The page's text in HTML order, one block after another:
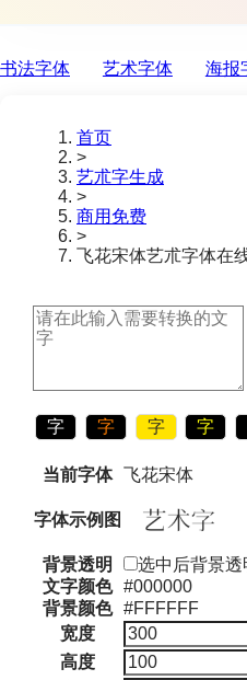
书法字体 艺术字体 海报
首页
>
艺朮字生成
>
商用免费
>
飞花宋体艺朮字体在
字 字 字 字
当前字体 飞花宋体
字体示例图
背景透明
选中后背景透
文字颜色 #000000
背景颜色 #FFFFFF
宽度
高度